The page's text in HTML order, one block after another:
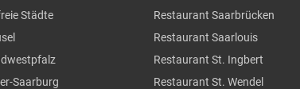
Städte
Saarburg
Restaurant Saarbrücken
Restaurant Saarlouis
Restaurant St. Ingbert
Restaurant St. Wendel